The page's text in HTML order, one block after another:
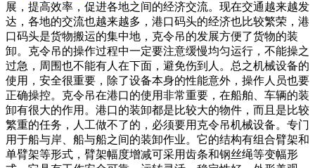
展，提高效率，促进各地之间的经济交流。现在交通越来越发
达，各地的交流也越来越多，港口码头的经济也比较繁荣，港
口码头是货物搬运的集中地，克令吊的发展方便了货物的装
卸。克令吊的操作过程中一定要注意缓慢均匀运行，不能操之
过急，周围也不能有人在下面，避免伤到人。总之机械设备的
使用，安全很重要，除了设备本身的性能意外，操作人员也要
正确操控。克令吊在港口的使用非常重要，在船舶、车辆的装
卸有很大的作用。港口的装卸都是比较大的物件，而且是比较
繁重的任务，人工做不了的，必须要用克令吊机械设备。专门
用于船与岸、船与船之间的装卸作业。它的结构有组合臂架和
单臂架等形式，臂架幅度增减可采用齿条和钢丝绳等变幅形